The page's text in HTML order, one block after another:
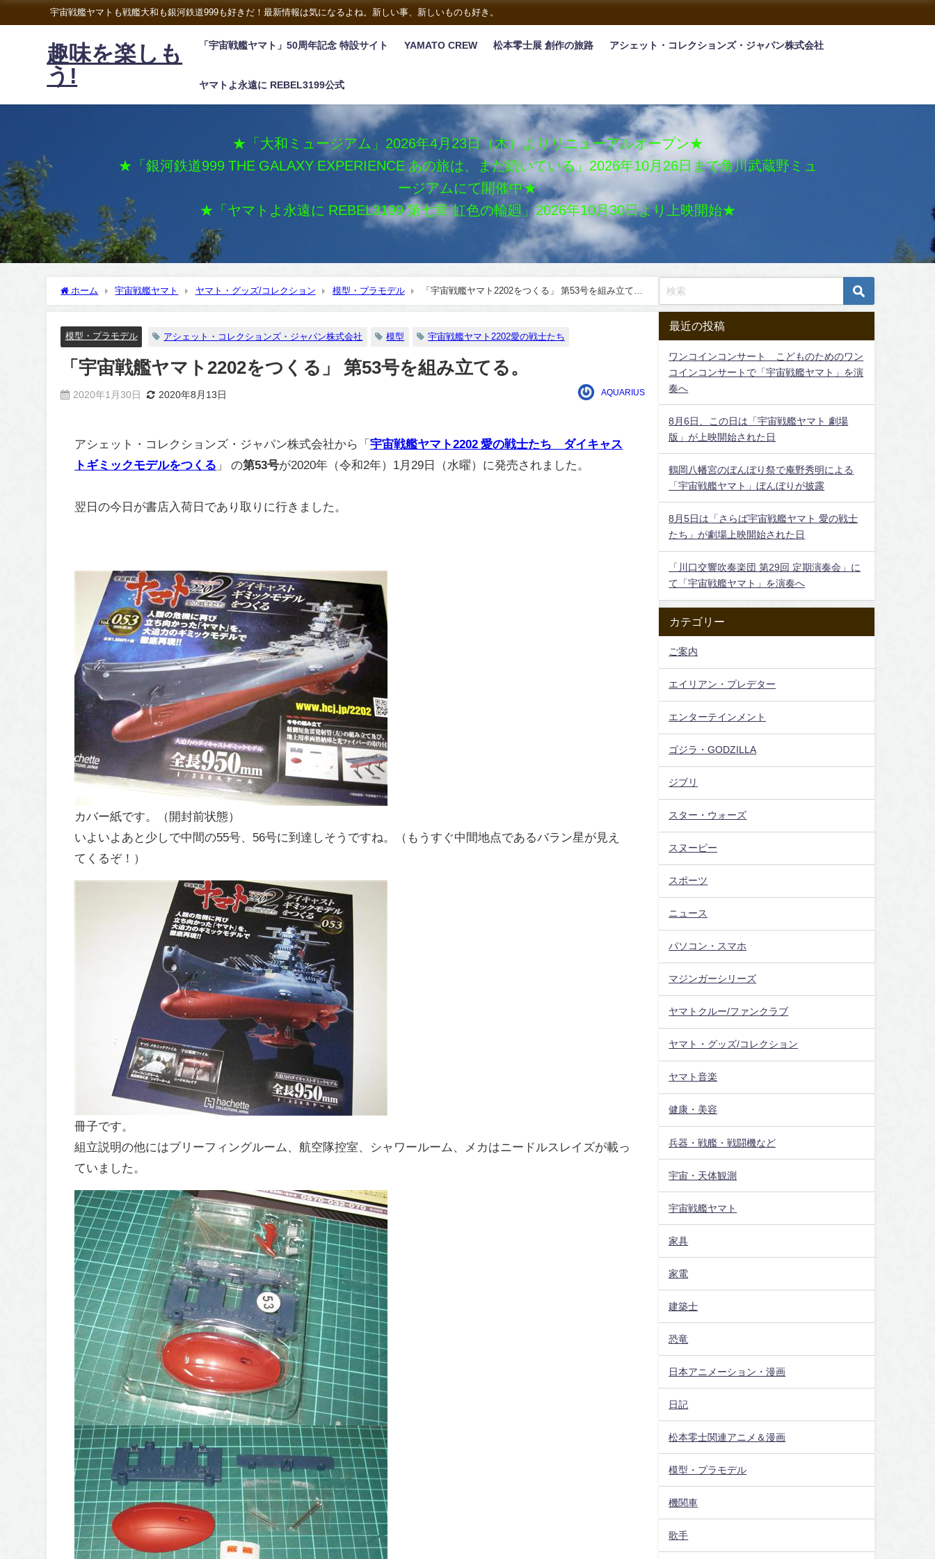
宇宙戦艦ヤマトも戦艦大和も銀河鉄道999も好きだ！最新情報は気になるよね。新しい事、新しいものも好き。
趣味を楽しも
う!
「宇宙戦艦ヤマト」50周年記念 特設サイト YAMATO CREW 松本零士展 創作の旅路 アシェット・コレクションズ・ジャパン株式会社
ヤマトよ永遠に REBEL3199公式
★「大和ミュージアム」2026年4月23日（木）よりリニューアルオープン★
★「銀河鉄道999 THE GALAXY EXPERIENCE あの旅は、まだ続いている」2026年10月26日まで角川武蔵野ミュ
ージアムにて開催中★
★「ヤマトよ永遠に REBEL3199 第七章 虹色の輪廻」2026年10月30日より上映開始★
ホーム 宇宙戦艦ヤマト ヤマト・グッズ/コレクション 模型・プラモデル
「宇宙戦艦ヤマト2202をつくる」 第53号を組み立て
模型・プラモデル アシェット・コレクションズ・ジャパン株式会社 模型 宇宙戦艦ヤマト2202愛の戦士たち
「宇宙戦艦ヤマト2202をつくる」 第53号を組み立てる。
2020年1月30日 2020年8月13日 AQUARIUS
アシェット・コレクションズ・ジャパン株式会社から「宇宙戦艦ヤマト2202 愛の戦士たち ダイキャス
トギミックモデルをつくる 」 の第53号が2020年（令和2年）1月29日（水曜）に発売されました。
翌日の今日が書店入荷日であり取りに行きました。
カバー紙です。（開封前状態）
いよいよあと少しで中間の55号、56号に到達しそうですね。（もうすぐ中間地点であるバラン星が見え
てくるぞ！）
冊子です。
組立説明の他にはブリーフィングルーム、航空隊控室、シャワールーム、メカはニードルスレイズが載っ
ていました。
最近の投稿
ワンコインコンサート こどものためのワン
コインコンサートで「宇宙戦艦ヤマト」を演
奏へ
8月6日、この日は「宇宙戦艦ヤマト 劇場
版」が上映開始された日
鶴岡八幡宮のぼんぼり祭で庵野秀明による
「宇宙戦艦ヤマト」ぼんぼりが披露
8月5日は「さらば宇宙戦艦ヤマト 愛の戦士
たち」が劇場上映開始された日
「川口交響吹奏楽団 第29回 定期演奏会」に
て「宇宙戦艦ヤマト」を演奏へ
カテゴリー
ご案内
エイリアン・プレデター
エンターテインメント
ゴジラ・GODZILLA
ジブリ
スター・ウォーズ
スヌーピー
スポーツ
ニュース
パソコン・スマホ
マジンガーシリーズ
ヤマトクルー/ファンクラブ
ヤマト・グッズ/コレクション
ヤマト音楽
健康・美容
兵器・戦艦・戦闘機など
宇宙・天体観測
宇宙戦艦ヤマト
家具
家電
建築士
恐竜
日本アニメーション・漫画
日記
松本零士関連アニメ＆漫画
模型・プラモデル
機関車
歌手